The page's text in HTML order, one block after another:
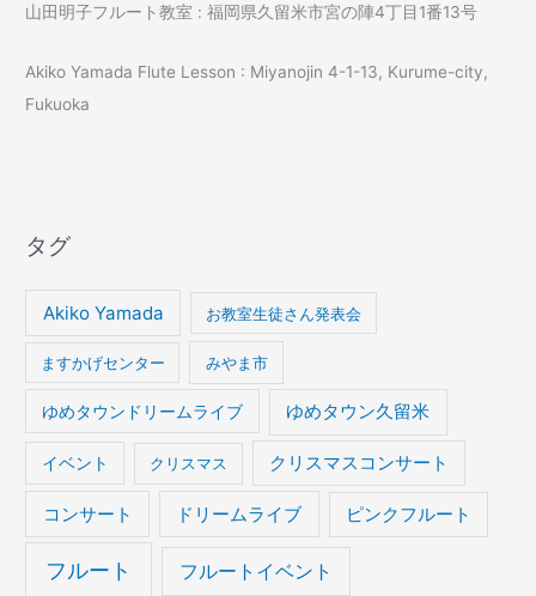
山田明子フルート教室 : 福岡県久留米市宮の陣4丁目1番13号
Akiko Yamada Flute Lesson : Miyanojin 4-1-13, Kurume-city,
Fukuoka
タグ
Akiko Yamada お教室生徒さん発表会
ますかげセンター みやま市
ゆめタウンドリームライブ ゆめタウン久留米
イベント クリスマス クリスマスコンサート
コンサート ドリームライブ ピンクフルート
フルート フルートイベント